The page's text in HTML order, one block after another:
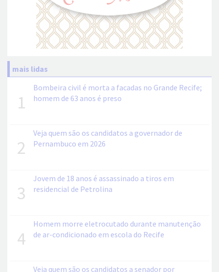
mais lidas
1
Bombeira civil é morta a facadas no Grande Recife;
homem de 63 anos é preso
2
Veja quem são os candidatos a governador de
Pernambuco em 2026
3
Jovem de 18 anos é assassinado a tiros em
residencial de Petrolina
4
Homem morre eletrocutado durante manutenção
de ar-condicionado em escola do Recife
Veja quem são os candidatos a senador por